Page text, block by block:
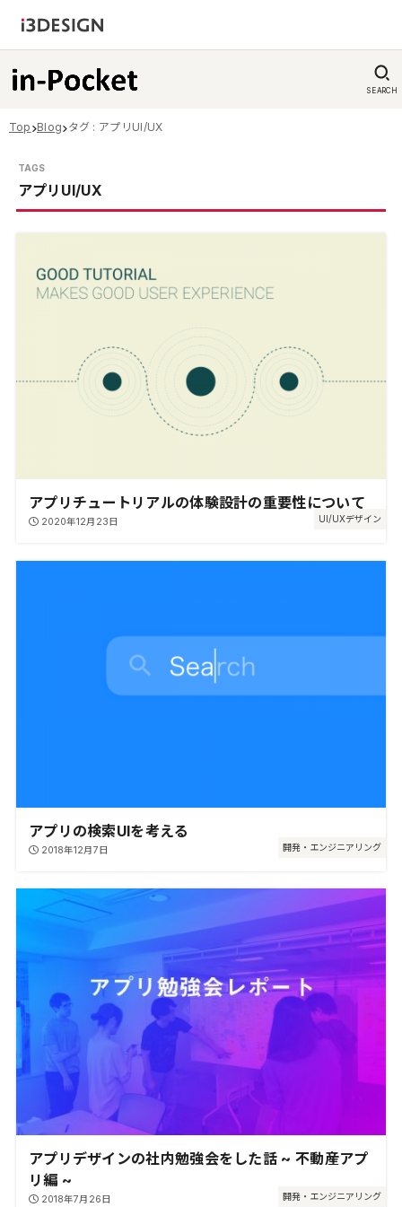
SEARCH
Top Blog タグ : アプリUI/UX
アプリUI/UX
UI/UXデザイン
アプリチュートリアルの体験設計の重要性について
2020年12月23日
開発・エンジニアリング
アプリの検索UIを考える
2018年12月7日
開発・エンジニアリング
アプリデザインの社内勉強会をした話 ~ 不動産アプ
リ編 ~
2018年7月26日